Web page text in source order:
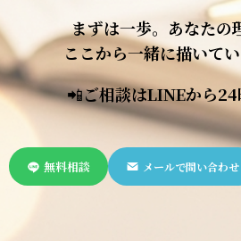
まずは一歩。あなたの
ここから一緒に描いてい
📲ご相談はLINEから
無料相談 メールで問い合わせ